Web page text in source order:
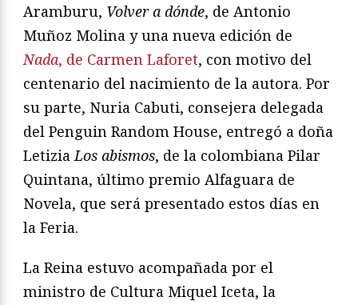
Aramburu, Volver a dónde, de Antonio
Muñoz Molina y una nueva edición de
Nada, de Carmen Laforet, con motivo del
centenario del nacimiento de la autora. Por
su parte, Nuria Cabuti, consejera delegada
del Penguin Random House, entregó a doña
Letizia Los abismos, de la colombiana Pilar
Quintana, último premio Alfaguara de
Novela, que será presentado estos días en
la Feria.
La Reina estuvo acompañada por el
ministro de Cultura Miquel Iceta, la